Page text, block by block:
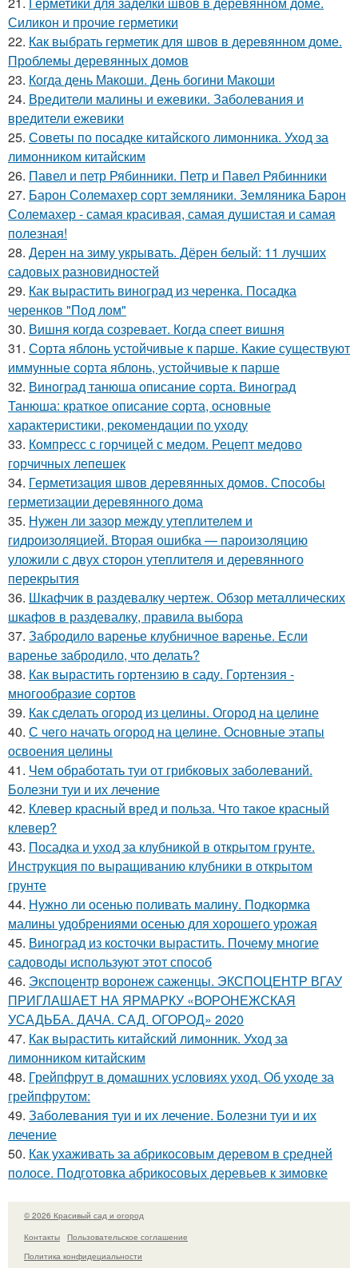
Силикон и прочие герметики
22. Как выбрать герметик для швов в деревянном доме.
Проблемы деревянных домов
23. Когда день Макоши. День богини Макоши
24. Вредители малины и ежевики. Заболевания и
вредители ежевики
25. Советы по посадке китайского лимонника. Уход за
лимонником китайским
26. Павел и петр Рябинники. Петр и Павел Рябинники
27. Барон Солемахер сорт земляники. Земляника Барон
Солемахер - самая красивая, самая душистая и самая
полезная!
28. Дерен на зиму укрывать. Дёрен белый: 11 лучших
садовых разновидностей
29. Как вырастить виноград из черенка. Посадка
черенков "Под лом"
30. Вишня когда созревает. Когда спеет вишня
31. Сорта яблонь устойчивые к парше. Какие существуют
иммунные сорта яблонь, устойчивые к парше
32. Виноград танюша описание сорта. Виноград
Танюша: краткое описание сорта, основные
характеристики, рекомендации по уходу
33. Компресс с горчицей с медом. Рецепт медово
горчичных лепешек
34. Герметизация швов деревянных домов. Способы
герметизации деревянного дома
35. Нужен ли зазор между утеплителем и
гидроизоляцией. Вторая ошибка — пароизоляцию
уложили с двух сторон утеплителя и деревянного
перекрытия
36. Шкафчик в раздевалку чертеж. Обзор металлических
шкафов в раздевалку, правила выбора
37. Забродило варенье клубничное варенье. Если
варенье забродило, что делать?
38. Как вырастить гортензию в саду. Гортензия -
многообразие сортов
39. Как сделать огород из целины. Огород на целине
40. С чего начать огород на целине. Основные этапы
освоения целины
41. Чем обработать туи от грибковых заболеваний.
Болезни туи и их лечение
42. Клевер красный вред и польза. Что такое красный
клевер?
43. Посадка и уход за клубникой в открытом грунте.
Инструкция по выращиванию клубники в открытом
грунте
44. Нужно ли осенью поливать малину. Подкормка
малины удобрениями осенью для хорошего урожая
45. Виноград из косточки вырастить. Почему многие
садоводы используют этот способ
46. Экспоцентр воронеж саженцы. ЭКСПОЦЕНТР ВГАУ
ПРИГЛАШАЕТ НА ЯРМАРКУ «ВОРОНЕЖСКАЯ
УСАДЬБА. ДАЧА. САД. ОГОРОД» 2020
47. Как вырастить китайский лимонник. Уход за
лимонником китайским
48. Грейпфрут в домашних условиях уход. Об уходе за
грейпфрутом:
49. Заболевания туи и их лечение. Болезни туи и их
лечение
50. Как ухаживать за абрикосовым деревом в средней
полосе. Подготовка абрикосовых деревьев к зимовке
© 2026 Красивый сад и огород
Контакты
Пользовательское соглашение
Политика конфидециальности